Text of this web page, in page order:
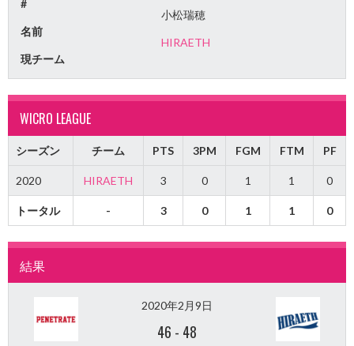
#
名前
小松瑞穂
現チーム
HIRAETH
WICRO LEAGUE
シーズン チーム PTS 3PM FGM FTM PF
2020 HIRAETH 3 0 1 1 0
トータル - 3 0 1 1 0
結果
2020年2月9日
46 - 48